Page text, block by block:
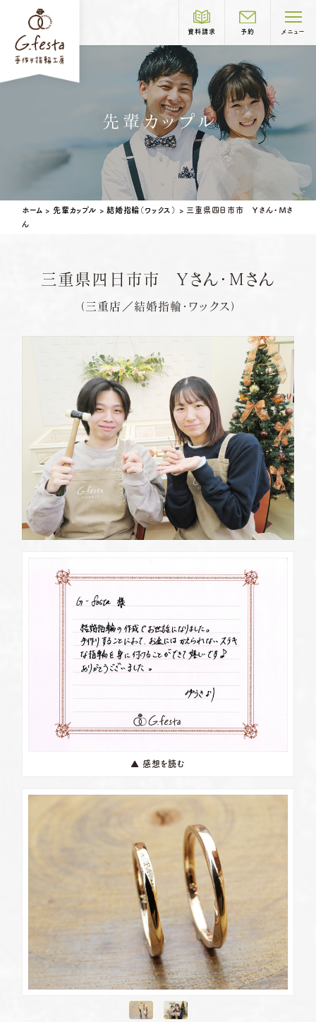
資料請求 予約 メニュー
G.festaについて
制作コース紹介
COURSE
結婚指輪 婚約指輪
ベビーリング 結婚記念日リング
ペアリングはこちら
デザイン事例
よくある質問
お店を探す
資料請求
ブログ・新着情報
先輩カップル
ホーム > 先輩カップル >結婚指輪（ワックス） > 三重県四日市市 Ｙさん・Ｍさ
ん
三重県四日市市 Ｙさん・Ｍさん
（三重店／結婚指輪・ワックス）
▲ 感想を読む
岐阜本店 TEL.058-265-2756
名古屋店 TEL.052-261-6676
営業時間 10:00〜18:30
※祝日の場合は営業
岡崎店 TEL.0564-74-8033
営業時間 10:00〜18:30
定休日
火曜日・水曜日
※祝日の場合は営業
三重店 TEL.059-392-6577
営業時間 10:00〜18:30
定休日
火曜日・水曜日
※祝日の場合は営業
浜松店 TEL.053-455-2177
※祝日の場合は営業